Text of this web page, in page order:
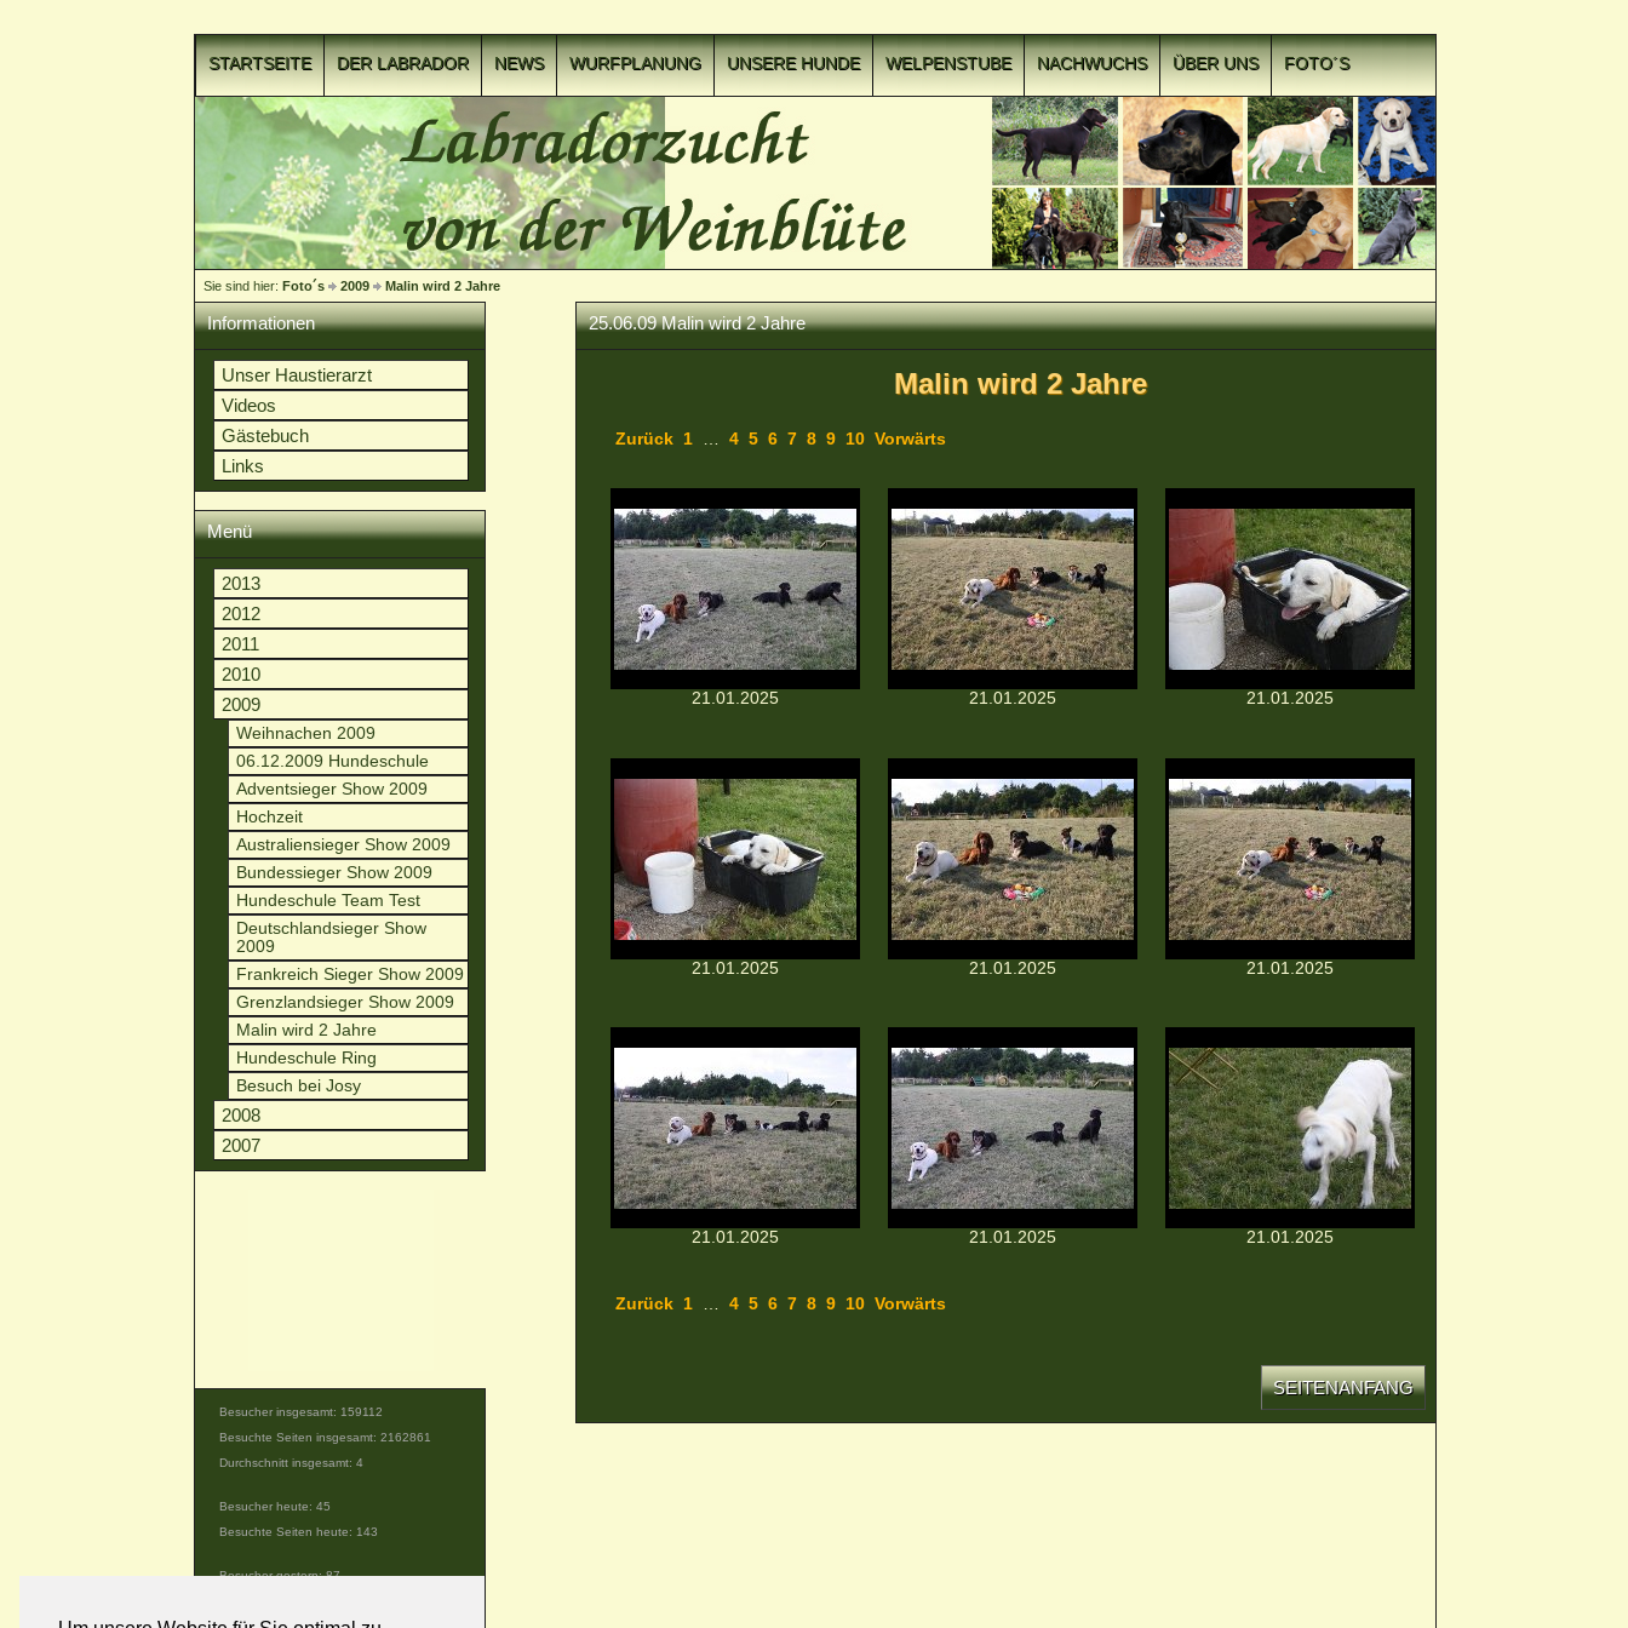
STARTSEITE DER LABRADOR NEWS WURFPLANUNG UNSERE HUNDE WELPENSTUBE NACHWUCHS ÜBER UNS FOTO´S
VIDEOCLIPS
Sie sind hier: Foto´s 2009 Malin wird 2 Jahre
25.06.09 Malin wird 2 Jahre
Malin wird 2 Jahre
Zurück 1 4 5 6 7 8 9 10 Vorwärts
21.01.2025 21.01.2025 21.01.2025
21.01.2025 21.01.2025 21.01.2025
21.01.2025 21.01.2025 21.01.2025
Zurück 1 … 4 5 6 7 8 9 10 Vorwärts
SEITENANFANG
Informationen
Unser Haustierarzt
Videos
Gästebuch
Links
Menü
2013
2012
2011
2010
2009
Weihnachen 2009
06.12.2009 Hundeschule
Adventsieger Show 2009
Hochzeit
Australiensieger Show 2009
Bundessieger Show 2009
Hundeschule Team Test
Deutschlandsieger Show
2009
Frankreich Sieger Show 2009
Grenzlandsieger Show 2009
Malin wird 2 Jahre
Hundeschule Ring
Besuch bei Josy
2008
2007
Besucher insgesamt: 159112
Besuchte Seiten insgesamt: 2162861
Durchschnitt insgesamt: 4
Besucher heute: 45
Besuchte Seiten heute: 143
Besucher gestern: 87